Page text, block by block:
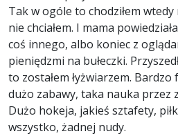
Tak w ogóle to chodziłem
nie chciałem. I mama
coś innego, albo koniec z
pieniędzmi na bułeczki.
to zostałem łyżwiarzem.
dużo zabawy, taka nauka przez
Dużo hokeja, jakieś sztafety,
wszystko, żadnej nudy.